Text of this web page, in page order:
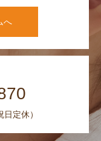
へ
定休）